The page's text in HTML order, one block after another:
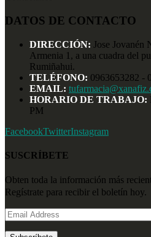
DATOS DE CONTACTO
DIRECCIÓN: Jose Jovanén
Armenia 1, a una cuadra del
Rumiñahui.
TELÉFONO: 0963653282 -
EMAIL:
HORARIO DE TRABAJO:
PM
FacebookTwitterInstagram
SUSCRÍBETE
Obten toda la información más
Regístrate para recibir el boletín hoy.